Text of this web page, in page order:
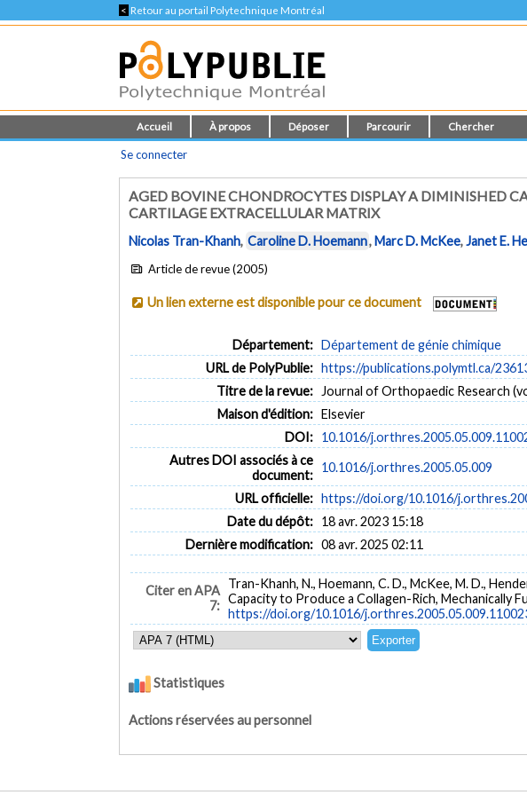
< Retour au portail Polytechnique Montréal
Accueil À propos Déposer Parcourir Chercher
Se connecter
AGED BOVINE CHONDROCYTES DISPLAY A DIMINISHED
CARTILAGE EXTRACELLULAR MATRIX
Nicolas Tran-Khanh, Caroline D. Hoemann,Marc D. McKee,Janet E.
Article de revue (2005)
Un lien externe est disponible pour ce document
Département: Département de génie chimique
URL de PolyPublie: https://publications.polymtl.ca/
Titre de la revue:
Journal of Orthopaedic Research
Maison d'édition: Elsevier
DOI: 10.1016/
Autres DOI associés à ce
document:
10.1016/j.orthres.2005.05.009
URL officielle: https://doi.org/10.1016/
Date du dépôt: 18 avr. 2023 15:18
Dernière modification: 08 avr. 2025 02:11
Citer en APA
7:
Tran-Khanh, N., Hoemann, C. D., McKee, M. D.,
Capacity to Produce a Collagen-Rich, Mechanically
https://doi.org/10.1016/
Statistiques
Actions réservées au personnel